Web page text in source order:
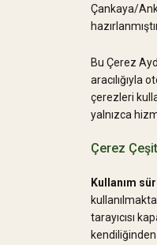
Çankaya/
Bu Çerez
aracılığıyla
çerezleri
yalnızca
Çerez
Kullanım
tarayıcısı